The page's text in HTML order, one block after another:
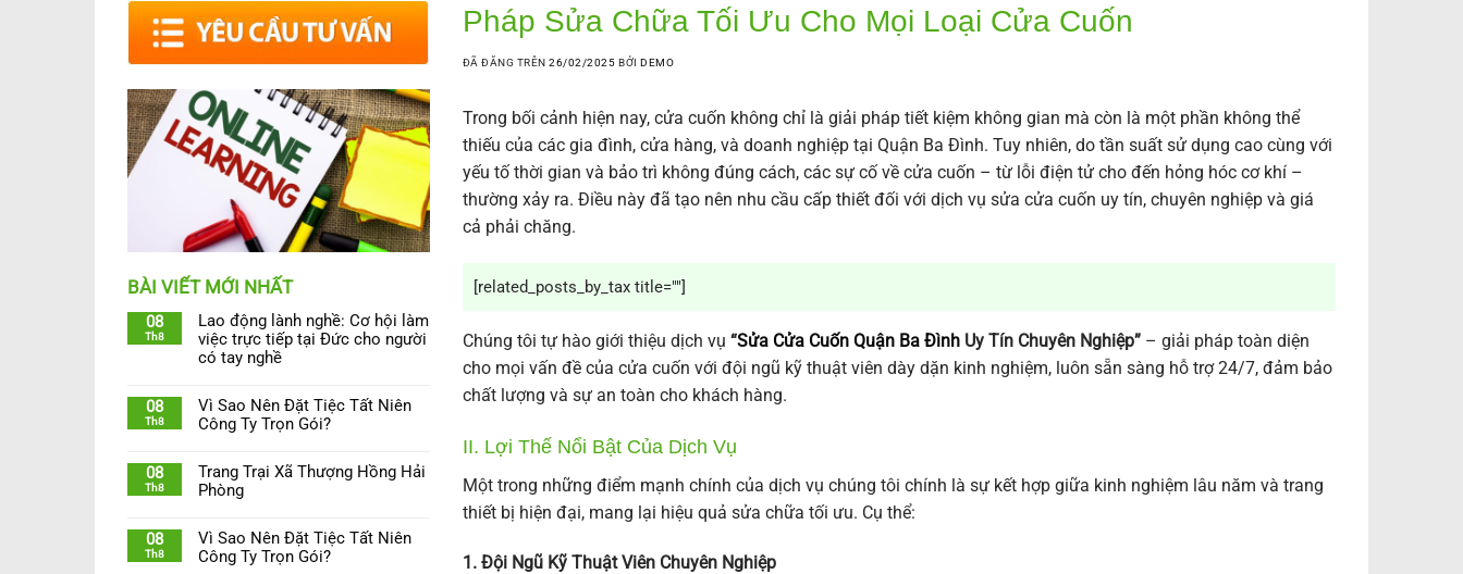
BÀI VIẾT MỚI NHẤT
08
Th8
Lao động lành nghề: Cơ hội làm
việc trực tiếp tại Đức cho người
có tay nghề
08
Th8
Vì Sao Nên Đặt Tiệc Tất Niên
Công Ty Trọn Gói?
08
Th8
Trang Trại Xã Thượng Hồng Hải
Phòng
08
Th8
Vì Sao Nên Đặt Tiệc Tất Niên
Công Ty Trọn Gói?
Pháp Sửa Chữa Tối Ưu Cho Mọi Loại Cửa Cuốn
ĐÃ ĐĂNG TRÊN26/02/2025 BỞIDEMO
Trong bối cảnh hiện nay, cửa cuốn không chỉ là giải pháp tiết kiệm không gian mà còn là một phần không thể
thiếu của các gia đình, cửa hàng, và doanh nghiệp tại Quận Ba Đình. Tuy nhiên, do tần suất sử dụng cao cùng với
yếu tố thời gian và bảo trì không đúng cách, các sự cố về cửa cuốn – từ lỗi điện tử cho đến hỏng hóc cơ khí –
thường xảy ra. Điều này đã tạo nên nhu cầu cấp thiết đối với dịch vụ sửa cửa cuốn uy tín, chuyên nghiệp và giá
cả phải chăng.
[related_posts_by_tax title=""]
Chúng tôi tự hào giới thiệu dịch vụ “Sửa Cửa Cuốn Quận Ba ĐìnhUy Tín Chuyên Nghiệp”– giải pháp toàn diện
cho mọi vấn đề của cửa cuốn với đội ngũ kỹ thuật viên dày dặn kinh nghiệm, luôn sẵn sàng hỗ trợ 24/7, đảm bảo
chất lượng và sự an toàn cho khách hàng.
II. Lợi Thế Nổi Bật Của Dịch Vụ
Một trong những điểm mạnh chính của dịch vụ chúng tôi chính là sự kết hợp giữa kinh nghiệm lâu năm và trang
thiết bị hiện đại, mang lại hiệu quả sửa chữa tối ưu. Cụ thể:
1. Đội Ngũ Kỹ Thuật Viên Chuyên Nghiệp